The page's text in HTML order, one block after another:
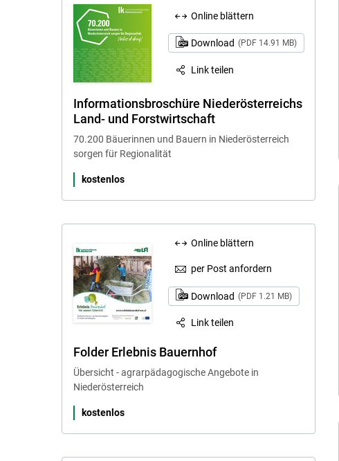
Online blättern
Download (PDF 14.91 MB)
Link teilen
Informationsbroschüre Niederösterreichs
Land- und Forstwirtschaft
70.200 Bäuerinnen und Bauern in Niederösterreich
sorgen für Regionalität
kostenlos
Online blättern
per Post anfordern
Download (PDF 1.21 MB)
Link teilen
Folder Erlebnis Bauernhof
Übersicht - agrarpädagogische Angebote in
Niederösterreich
kostenlos